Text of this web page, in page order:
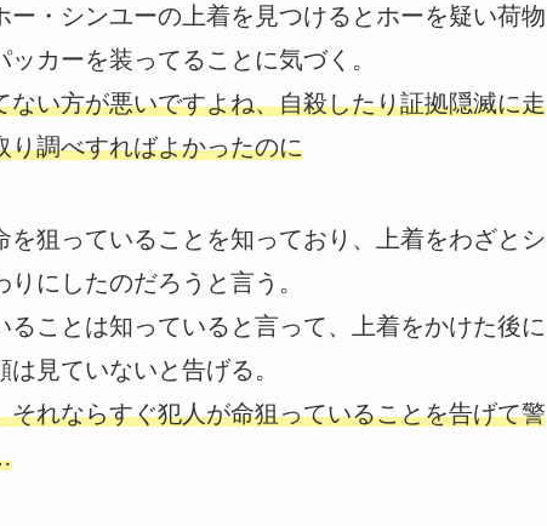
・シンユーの上着を見つけるとホーを疑い荷物
カーを装ってることに気づく。
い方が悪いですよね、自殺したり証拠隠滅に走
調べすればよかったのに
狙っていることを知っており、上着をわざとシ
にしたのだろうと言う。
ことは知っていると言って、上着をかけた後に
見ていないと告げる。
れならすぐ犯人が命狙っていることを告げて警